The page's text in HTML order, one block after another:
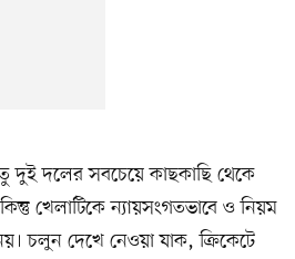
দুই দলের সবচেয়ে কাছকাছি থেকে
খেলাটিকে ন্যায়সংগতভাবে ও নিয়ম
চলুন দেখে নেওয়া যাক, ক্রিকেটে